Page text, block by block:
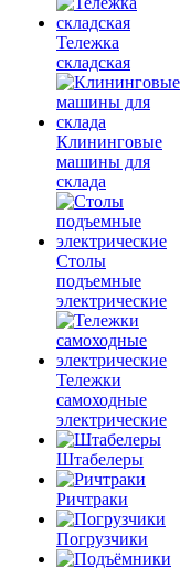
Тележка
складская
Клининговые
машины для
склада
Столы
подъемные
электрические
Тележки
самоходные
электрические
Штабелеры
Ричтраки
Погрузчики